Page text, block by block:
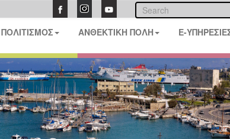
ΠΟΛΙΤΙΣΜΟΣ ΑΝΘΕΚΤΙΚΗ ΠΟΛΗ E-